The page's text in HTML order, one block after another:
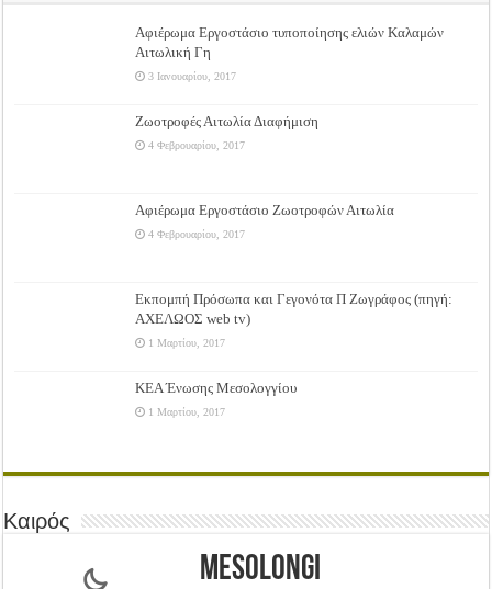
Αφιέρωμα Εργοστάσιο τυποποίησης ελιών Καλαμών
Αιτωλική Γη
3 Ιανουαρίου, 2017
Ζωοτροφές Αιτωλία Διαφήμιση
4 Φεβρουαρίου, 2017
Αφιέρωμα Εργοστάσιο Ζωοτροφών Αιτωλία
4 Φεβρουαρίου, 2017
Εκπομπή Πρόσωπα και Γεγονότα Π Ζωγράφος (πηγή:
ΑΧΕΛΩΟΣ web tv)
1 Μαρτίου, 2017
ΚΕΑ Ένωσης Μεσολογγίου
1 Μαρτίου, 2017
Καιρός
Mesolongi